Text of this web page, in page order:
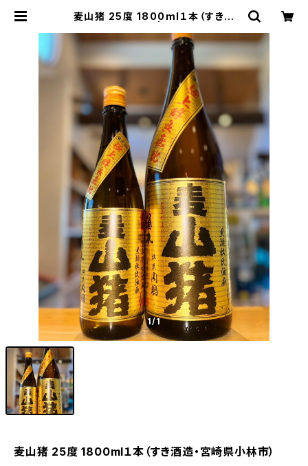
麦山猪 25度 1800ml１本（すき酒
原酒店｜創業1928年・広島の日本
酒・限定酒を全国通販
1/1
麦山猪 25度 1800ml１本（すき酒造・宮崎県小林市）